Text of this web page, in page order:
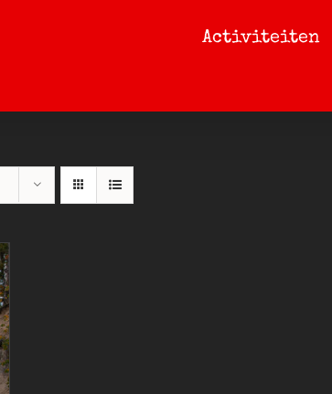
Activiteiten